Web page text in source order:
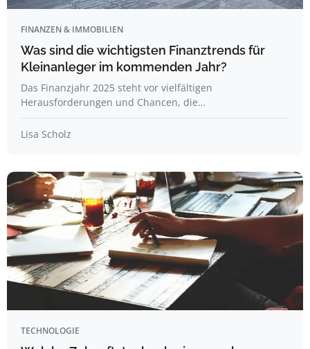
FINANZEN & IMMOBILIEN
Was sind die wichtigsten Finanztrends für
Kleinanleger im kommenden Jahr?
Das Finanzjahr 2025 steht vor vielfältigen
Herausforderungen und Chancen, die…
Lisa Scholz
TECHNOLOGIE